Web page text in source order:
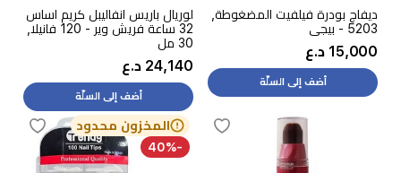
ديفاج بودرة فيلفيت المضغوطة,
5203 - بيجي
15,000 د.ع
أضف إلى السلّة
لوريال باريس انفاليبل كريم اساس
32 ساعة فريش وير - 120 فانيلا,
30 مل
24,140 د.ع
أضف إلى السلّة
المخزون محدود
-40%